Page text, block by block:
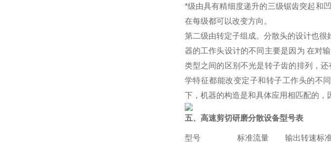
*级由具有精细度递升的三级锯齿突起和
在每级都可以改变方向。
第二级由转定子组成。分散头的设计也
器的工作头设计的不同主要是因为 在对
类型之间的区别不光是转子齿的排列，
学特征都能改变定子和转子工作头的不
下，机器的构造是和具体应用相匹配的，
五、高速剪切研磨分散设备型号表
型号
标准流量
输出转速标